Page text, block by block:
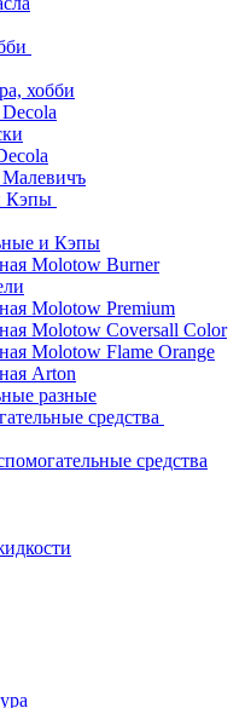
хобби
Кэпы
и Кэпы
Molotow Burner
Molotow Premium
Molotow Coversall Color
Molotow Flame Orange
Arton
разные
средства
средства